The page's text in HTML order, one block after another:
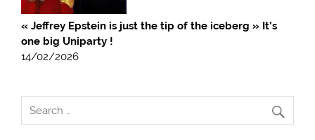
« Jeffrey Epstein is just the tip of the iceberg » It’s
one big Uniparty !
14/02/2026